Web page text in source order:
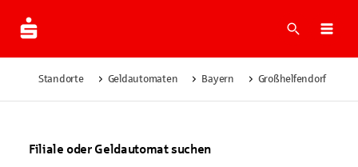
Suche
Standorte Geldautomaten Bayern Großhelfendorf
Filiale oder Geldautomat suchen